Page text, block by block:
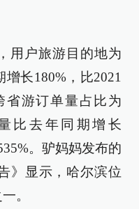
用户旅游目的地为
长180%，比2021
省游订单量占比为
比去年同期增长
。驴妈妈发布的
》显示，哈尔滨位
。